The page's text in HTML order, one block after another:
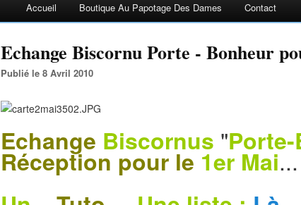
Accueil Boutique Au Papotage Des Dames Contact
Echange Biscornu Porte - Bonheur
Publié le 8 Avril 2010
Echange Biscornus "Porte-
Réception pour le 1er Mai...